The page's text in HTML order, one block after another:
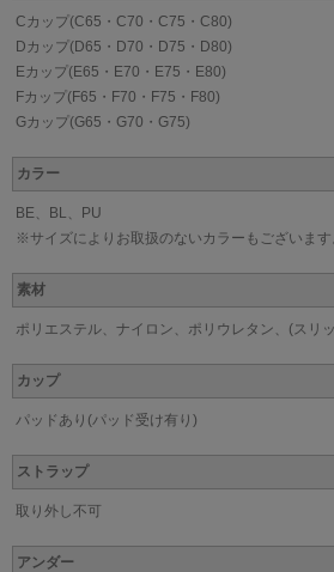
Cカップ(C65・C70・C75・C80)
Dカップ(D65・D70・D75・D80)
Eカップ(E65・E70・E75・E80)
Fカップ(F65・F70・F75・F80)
Gカップ(G65・G70・G75)
カラー
BE、BL、PU
※サイズによりお取扱のないカラーもございます
素材
ポリエステル、ナイロン、ポリウレタン、(スリッ
カップ
パッドあり(パッド受け有り)
ストラップ
取り外し不可
アンダー